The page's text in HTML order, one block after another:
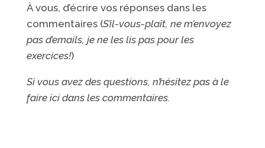
À vous, d’écrire vos réponses dans les
commentaires (S’il-vous-plaît, ne m’envoyez
pas d’emails, je ne les lis pas pour les
exercices!)
Si vous avez des questions, n’hésitez pas à le
faire ici dans les commentaires.